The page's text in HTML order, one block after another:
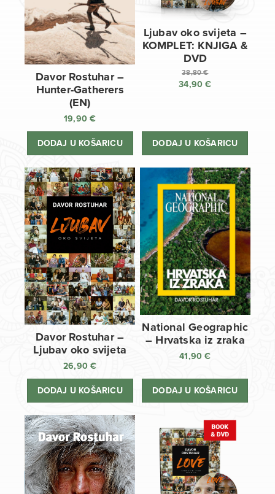
Davor Rostuhar –
Hunter-Gatherers
(EN)
19,90€
DODAJ U KOŠARICU
Ljubav oko svijeta –
KOMPLET: KNJIGA &
DVD
38,80€
Izvorna
38,80 €.
34,90€
34,90 €.
DODAJ U KOŠARICU
Davor Rostuhar –
Ljubav oko svijeta
26,90€
DODAJ U KOŠARICU
National Geographic
– Hrvatska iz zraka
41,90€
DODAJ U KOŠARICU